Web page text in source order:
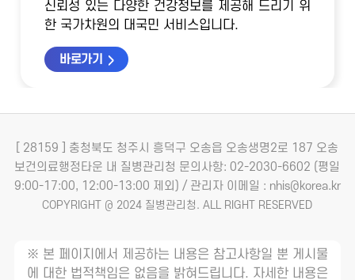
신뢰성 있는 다양한 건강정보를 제공해 드리기 위
한 국가차원의 대국민 서비스입니다.
바로가기
[ 28159 ] 충청북도 청주시 흥덕구 오송읍 오송생명2로 187 오송
보건의료행정타운 내 질병관리청 문의사항: 02-2030-6602 (평일
9:00-17:00, 12:00-13:00 제외) / 관리자 이메일 : nhis@korea.kr
COPYRIGHT @ 2024 질병관리청. ALL RIGHT RESERVED
※ 본 페이지에서 제공하는 내용은 참고사항일 뿐 게시물
에 대한 법적책임은 없음을 밝혀드립니다. 자세한 내용은